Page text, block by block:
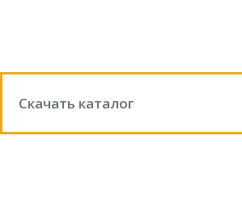
Скачать каталог